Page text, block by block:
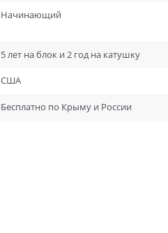
Начинающий
5 лет на блок и 2 год на катушку
США
Бесплатно по Крыму и России